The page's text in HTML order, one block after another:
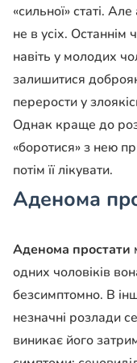
«сильної» статі.
не в усіх.
навіть у молодих
залишитися
перерости у
Однак краще до
«боротися» з нею
потім її лікувати.
Аденома
Аденома простати
одних чоловіків
безсимптомно. В
незначні розлади
виникає його